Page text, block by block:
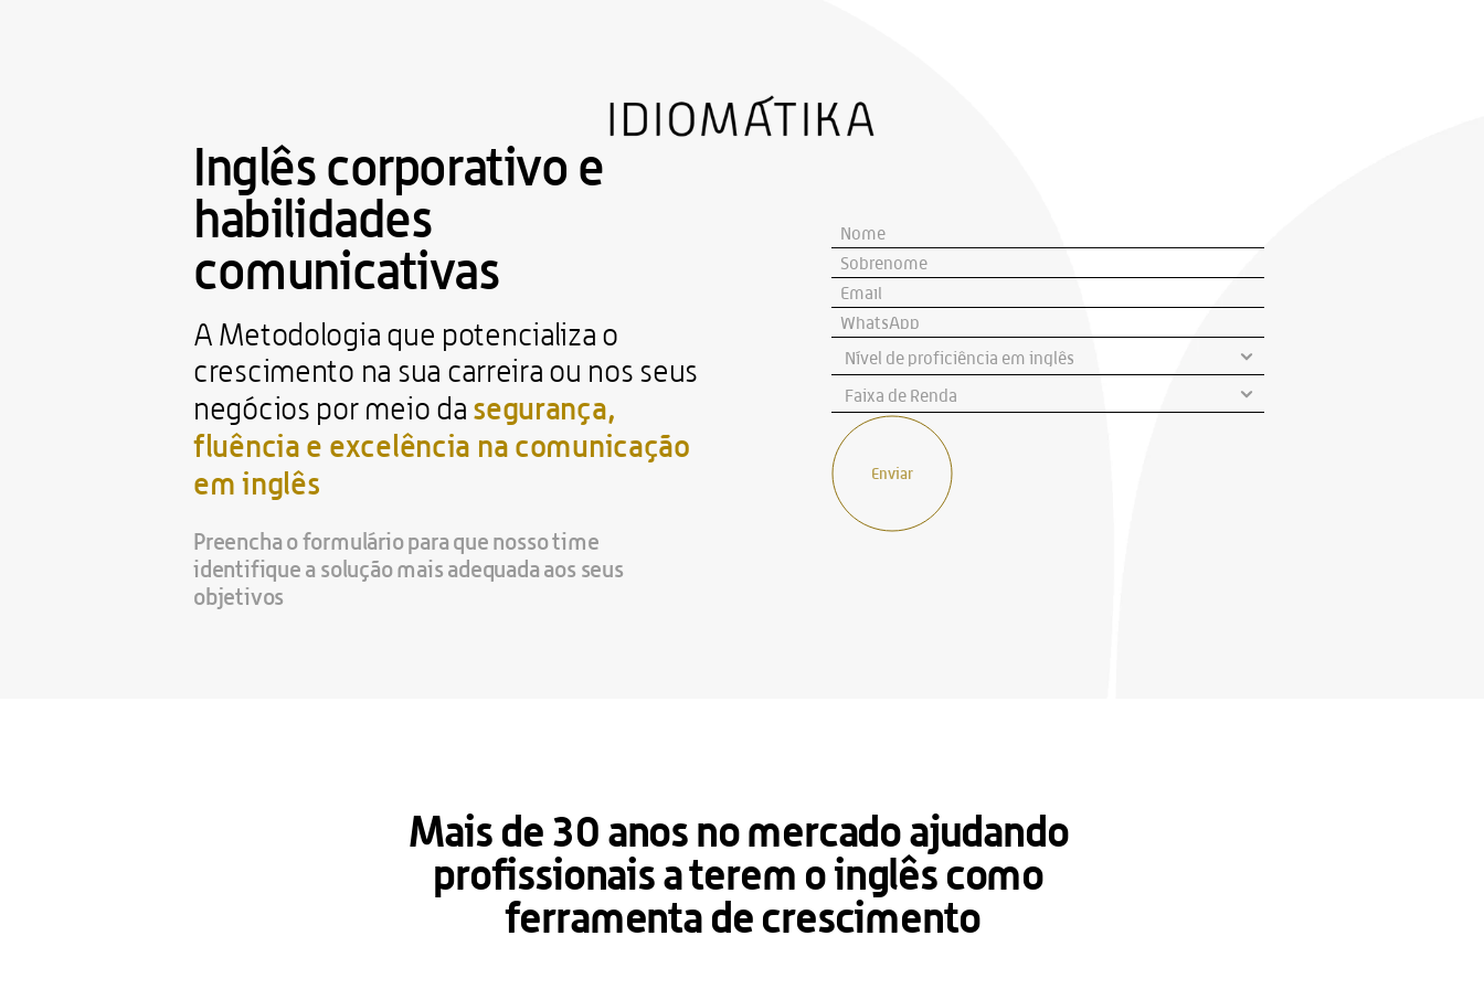
Inglês corporativo e
habilidades
comunicativas
A Metodologia que potencializa o
crescimento na sua carreira ou nos seus
negócios por meio da segurança,
fluência e excelência na comunicação
em inglês
Preencha o formulário para que nosso time
identifique a solução mais adequada aos seus
objetivos
Enviar
Mais de 30 anos no mercado ajudando
profissionais a terem o inglês como
ferramenta de crescimento